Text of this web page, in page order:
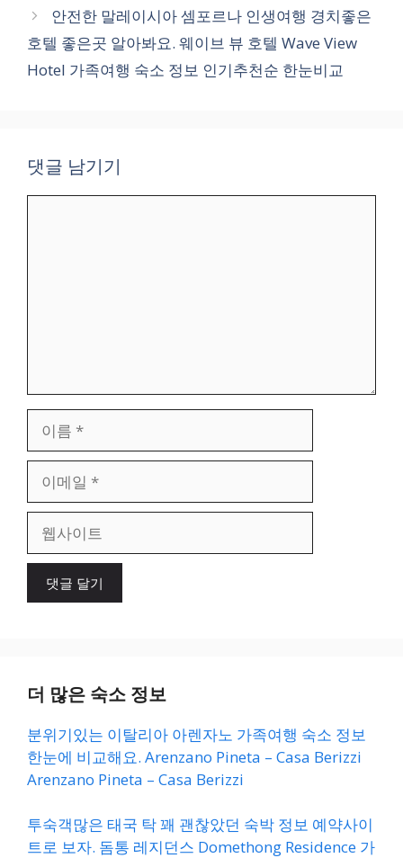
안전한 말레이시아 셈포르나 인생여행 경치좋은
호텔 좋은곳 알아봐요. 웨이브 뷰 호텔 Wave View
Hotel 가족여행 숙소 정보 인기추천순 한눈비교
댓글 남기기
일
이
더 많은 숙소 정보
분위기있는 이탈리아 아렌자노 가족여행 숙소 정보
한눈에 비교해요. Arenzano Pineta – Casa Berizzi
Arenzano Pineta – Casa Berizzi
투숙객많은 태국 탁 꽤 괜찮았던 숙박 정보 예약사이
트로 보자. 돔통 레지던스 Domethong Residence 가